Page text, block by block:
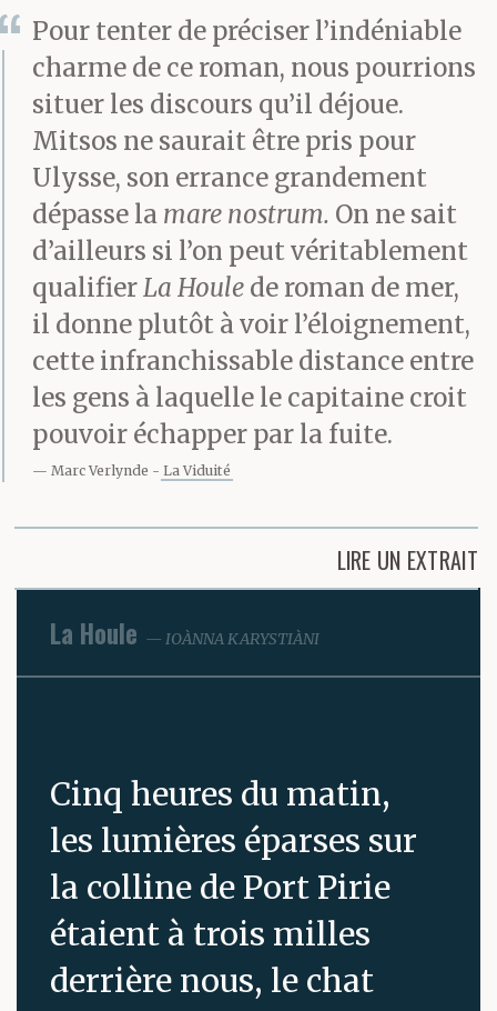
Pour tenter de préciser l’indéniable
charme de ce roman, nous pourrions
situer les discours qu’il déjoue.
Mitsos ne saurait être pris pour
Ulysse, son errance grandement
dépasse la mare nostrum. On ne sait
d’ailleurs si l’on peut véritablement
qualifierLa Houle de roman de mer,
il donne plutôt à voir l’éloignement,
cette infranchissable distance entre
les gens à laquelle le capitaine croit
pouvoir échapper par la fuite.
Marc Verlynde La Viduité
LIRE UN EXTRAIT
La Houle IOÀNNA KARYSTIÀNI
Cinq heures du matin,
les lumières éparses sur
la colline de Port Pirie
étaient à trois milles
derrière nous, le chat